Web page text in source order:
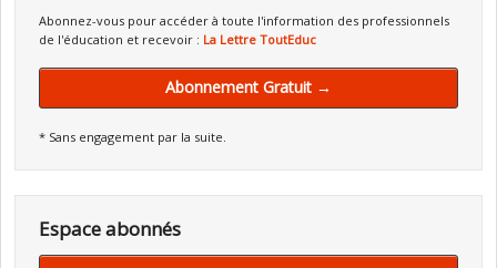
Abonnez-vous pour accéder à toute l'information des professionnels
de l'éducation et recevoir : La Lettre ToutEduc
Abonnement Gratuit →
* Sans engagement par la suite.
Espace abonnés